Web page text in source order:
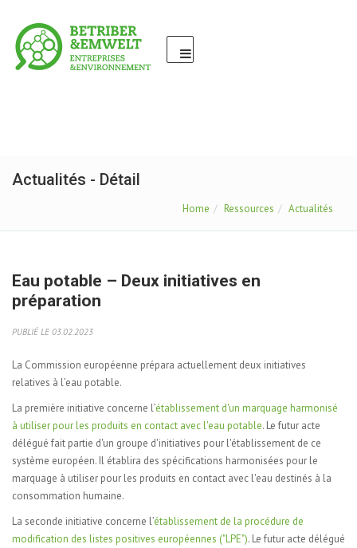
Actualités - Détail
Home Ressources Actualités
Eau potable – Deux initiatives en
préparation
PUBLIÉ LE 03.02.2023
La Commission européenne prépara actuellement deux initiatives
relatives à l’eau potable.
La première initiative concerne l’établissement d'un marquage harmonisé
à utiliser pour les produits en contact avec l'eau potable. Le futur acte
délégué fait partie d'un groupe d'initiatives pour l'établissement de ce
système européen. Il établira des spécifications harmonisées pour le
marquage à utiliser pour les produits en contact avec l'eau destinés à la
consommation humaine.
La seconde initiative concerne l’établissement de la procédure de
modification des listes positives européennes ("LPE"). Le futur acte délégué